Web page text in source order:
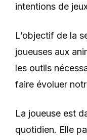
intentions de
L’objectif de la
joueuses aux
les outils
faire évoluer
La joueuse est
quotidien. Elle